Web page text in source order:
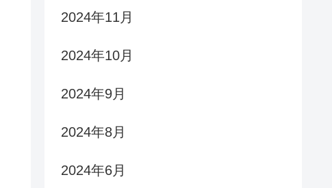
2024年11月
2024年10月
2024年9月
2024年8月
2024年6月